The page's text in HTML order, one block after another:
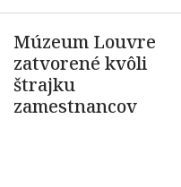
Múzeum Louvre
zatvorené kvôli
štrajku
zamestnancov